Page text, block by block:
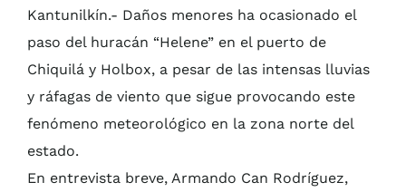
Kantunilkín.- Daños menores ha ocasionado el
paso del huracán “Helene” en el puerto de
Chiquilá y Holbox, a pesar de las intensas lluvias
y ráfagas de viento que sigue provocando este
fenómeno meteorológico en la zona norte del
estado.
En entrevista breve, Armando Can Rodríguez,